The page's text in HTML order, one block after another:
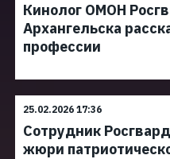
Кинолог ОМОН
Архангельска
профессии
25.02.2026 17:36
Сотрудник
жюри